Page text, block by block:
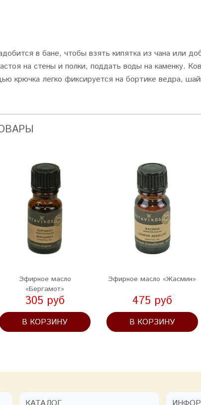
в бане, чтобы взять кипятка из чана или
на стены и полки, поддать воды на каменку.
крючка легко фиксируется на бортике ведра,
Эфирное масло
«Бергамот»
305 руб
В КОРЗИНУ
Эфирное масло «Жасмин»
475 руб
В КОРЗИНУ